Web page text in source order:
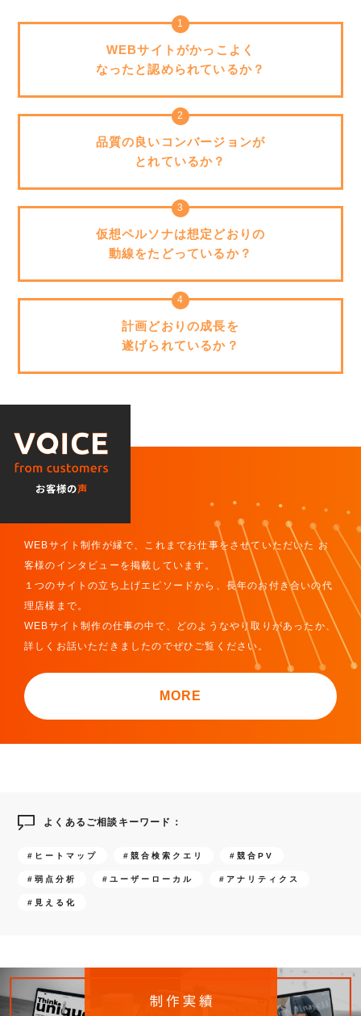
WEBサイトがかっこよく
なったと認められているか？
品質の良いコンバージョンが
とれているか？
仮想ペルソナは想定どおりの
動線をたどっているか？
計画どおりの成長を
遂げられているか？
WEBサイト制作が縁で、これまでお仕事をさせていただいた お
客様のインタビューを掲載しています。
１つのサイトの立ち上げエピソードから、長年のお付き合いの代
理店様まで。
WEBサイト制作の仕事の中で、どのようなやり取りがあったか、
詳しくお話いただきましたのでぜひご覧ください。
MORE
よくあるご相談キーワード：
#ヒートマップ #競合検索クエリ #競合PV
#弱点分析 #ユーザーローカル #アナリティクス
#見える化